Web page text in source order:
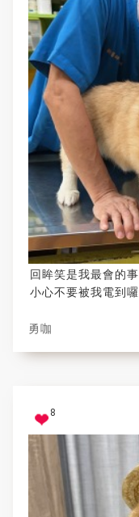
回眸笑是我最會的事
小心不要被我電到囉
勇咖
8